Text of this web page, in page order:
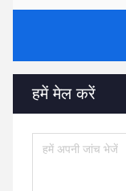
हमें मेल करें